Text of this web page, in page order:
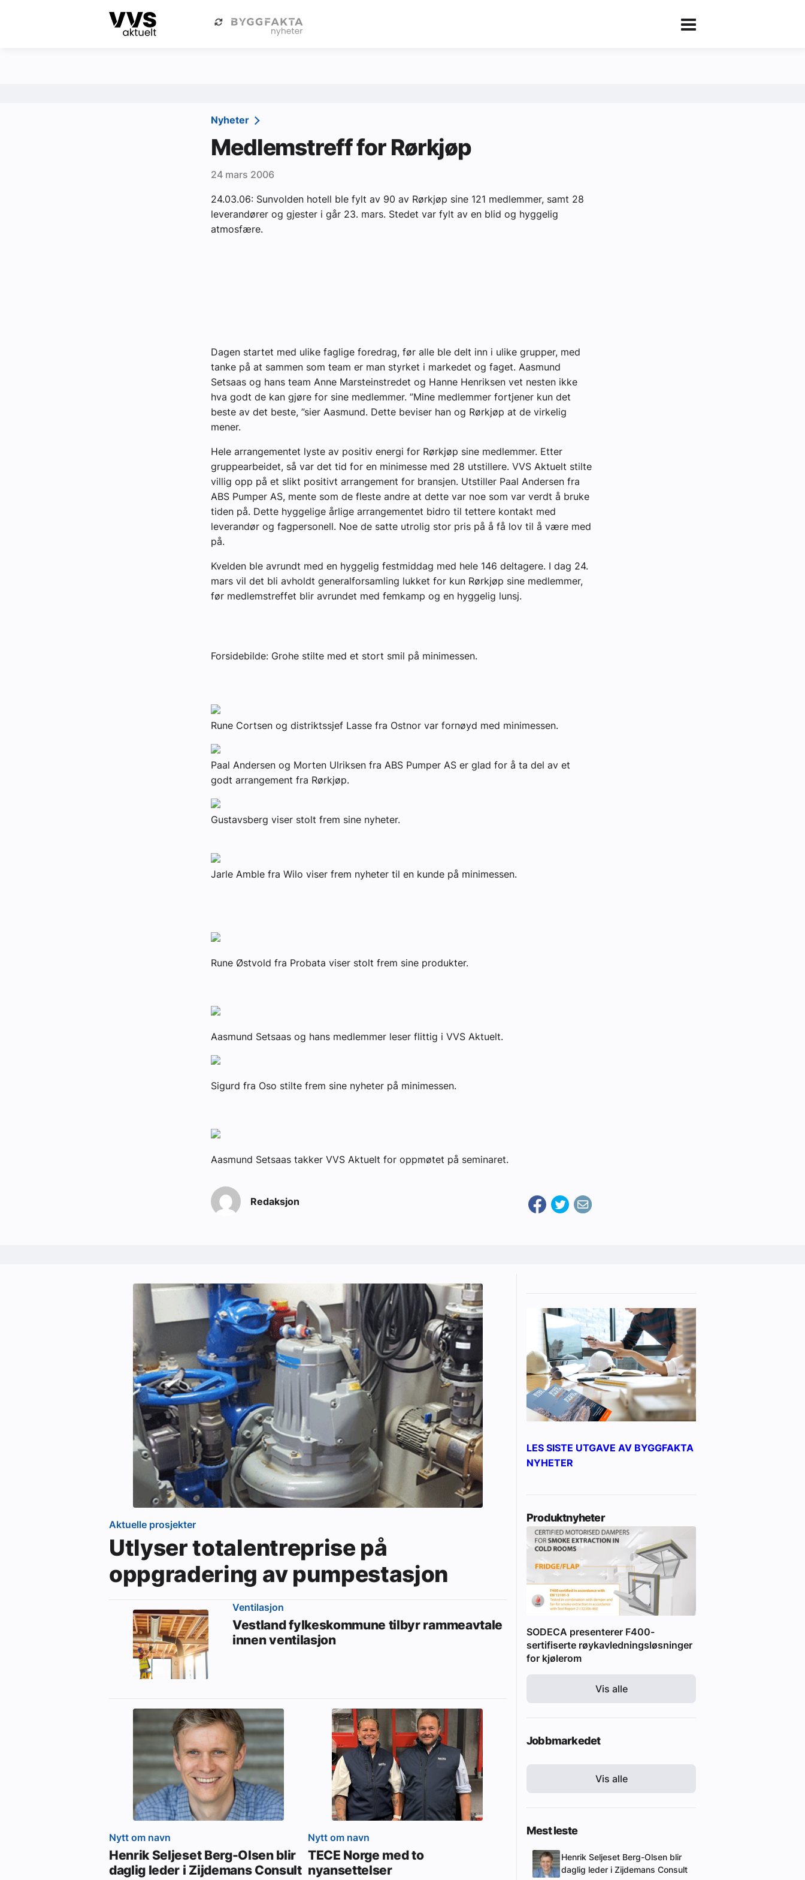
Kategorier Om VVS Aktuelt eBlad
Nyheter
Medlemstreff for Rørkjøp
24 mars 2006
24.03.06: Sunvolden hotell ble fylt av 90 av Rørkjøp sine 121 medlemmer, samt 28
leverandører og gjester i går 23. mars. Stedet var fylt av en blid og hyggelig
atmosfære.
Dagen startet med ulike faglige foredrag, før alle ble delt inn i ulike grupper, med
tanke på at sammen som team er man styrket i markedet og faget. Aasmund
Setsaas og hans team Anne Marsteinstredet og Hanne Henriksen vet nesten ikke
hva godt de kan gjøre for sine medlemmer. ”Mine medlemmer fortjener kun det
beste av det beste, ”sier Aasmund. Dette beviser han og Rørkjøp at de virkelig
mener.
Hele arrangementet lyste av positiv energi for Rørkjøp sine medlemmer. Etter
gruppearbeidet, så var det tid for en minimesse med 28 utstillere. VVS Aktuelt stilte
villig opp på et slikt positivt arrangement for bransjen. Utstiller Paal Andersen fra
ABS Pumper AS, mente som de fleste andre at dette var noe som var verdt å bruke
tiden på. Dette hyggelige årlige arrangementet bidro til tettere kontakt med
leverandør og fagpersonell. Noe de satte utrolig stor pris på å få lov til å være med
på.
Kvelden ble avrundt med en hyggelig festmiddag med hele 146 deltagere. I dag 24.
mars vil det bli avholdt generalforsamling lukket for kun Rørkjøp sine medlemmer,
før medlemstreffet blir avrundet med femkamp og en hyggelig lunsj.
Forsidebilde: Grohe stilte med et stort smil på minimessen.
Rune Cortsen og distriktssjef Lasse fra Ostnor var fornøyd med minimessen.
Paal Andersen og Morten Ulriksen fra ABS Pumper AS er glad for å ta del av et
godt arrangement fra Rørkjøp.
Gustavsberg viser stolt frem sine nyheter.
Jarle Amble fra Wilo viser frem nyheter til en kunde på minimessen.
Rune Østvold fra Probata viser stolt frem sine produkter.
Aasmund Setsaas og hans medlemmer leser flittig i VVS Aktuelt.
Sigurd fra Oso stilte frem sine nyheter på minimessen.
Aasmund Setsaas takker VVS Aktuelt for oppmøtet på seminaret.
Redaksjon
Aktuelle prosjekter
Utlyser totalentreprise på
oppgradering av pumpestasjon
Ventilasjon
Vestland fylkeskommune tilbyr rammeavtale
innen ventilasjon
Nytt om navn
Henrik Seljeset Berg-Olsen blir
daglig leder i Zijdemans Consult
Nytt om navn
TECE Norge med to
nyansettelser
LES SISTE UTGAVE AV BYGGFAKTA
NYHETER
Produktnyheter
SODECA presenterer F400-
sertifiserte røykavledningsløsninger
for kjølerom
Vis alle
Jobbmarkedet
Vis alle
Mest leste
Henrik Seljeset Berg-Olsen blir
daglig leder i Zijdemans Consult